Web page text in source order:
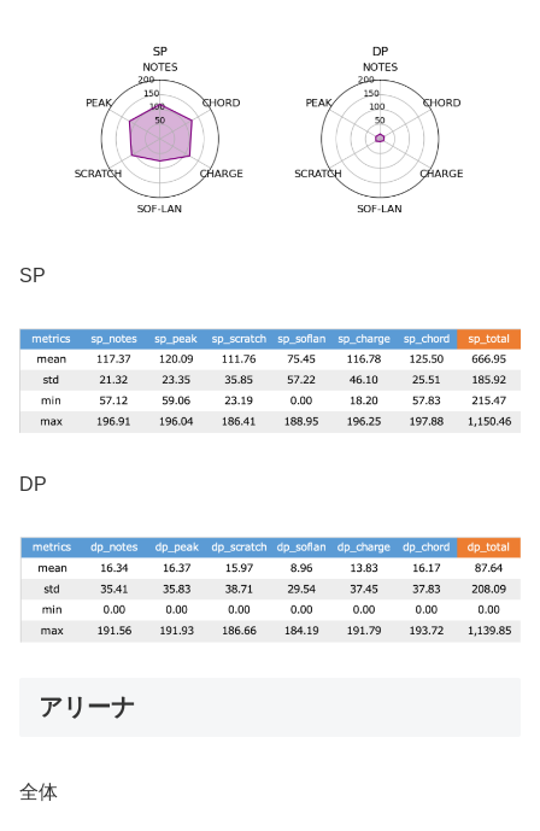
SP
DP
アリーナ
全体